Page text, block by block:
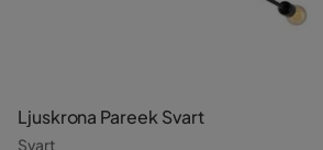
Ljuskrona Pareek Svart
Svart